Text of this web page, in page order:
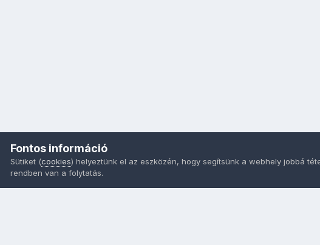
Fontos információ
Sütiket (cookies) helyeztünk el az eszközén, hogy segítsünk a webhely jobbá
rendben van a folytatás.